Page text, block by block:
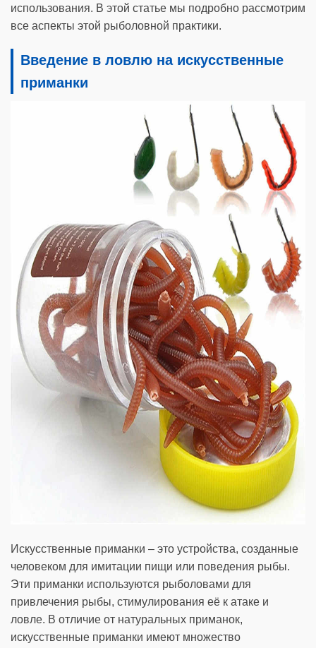
использования. В этой статье мы подробно рассмотрим
все аспекты этой рыболовной практики.
Введение в ловлю на искусственные
приманки
Искусственные приманки – это устройства, созданные
человеком для имитации пищи или поведения рыбы.
Эти приманки используются рыболовами для
привлечения рыбы, стимулирования её к атаке и
ловле. В отличие от натуральных приманок,
искусственные приманки имеют множество